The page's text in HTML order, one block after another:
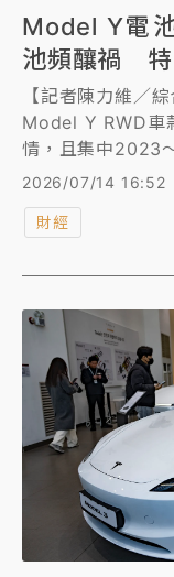
Model Y電
池頻釀禍 特
【記者陳力維／
Model Y RWD車
情，且集中2023
修、只能排隊苦等
版Model Y電池
此，車輛安全審
特斯拉原廠已與
2026/07/14 16:52
財經